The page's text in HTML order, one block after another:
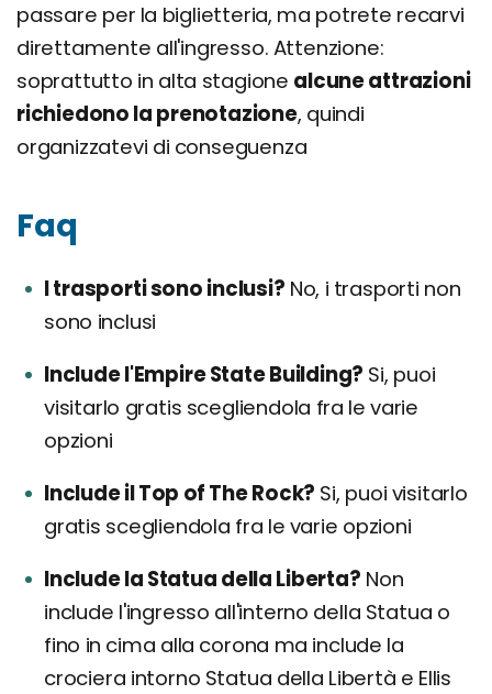
passare per la biglietteria, ma potrete recarvi
direttamente all'ingresso. Attenzione:
soprattutto in alta stagione alcune attrazioni
richiedono la prenotazione, quindi
organizzatevi di conseguenza
Faq
I trasporti sono inclusi? No, i trasporti non
sono inclusi
Include l'Empire State Building? Si, puoi
visitarlo gratis scegliendola fra le varie
opzioni
Include il Top of The Rock? Si, puoi visitarlo
gratis scegliendola fra le varie opzioni
Include la Statua della Liberta? Non
include l'ingresso all'interno della Statua o
fino in cima alla corona ma include la
crociera intorno Statua della Libertà e Ellis